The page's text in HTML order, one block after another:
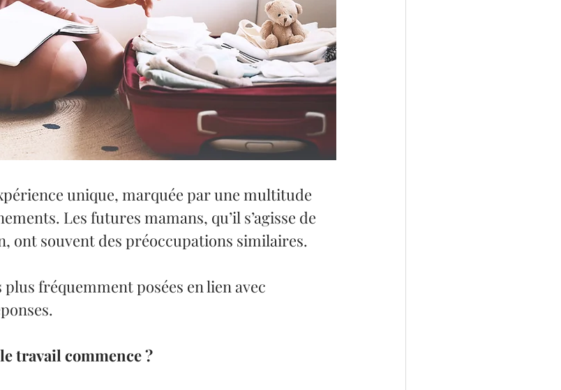
unique, marquée par une multitude
Les futures mamans, qu’il s’agisse de
ont souvent des préoccupations similaires.
fréquemment posées en lien avec
travail commence ?